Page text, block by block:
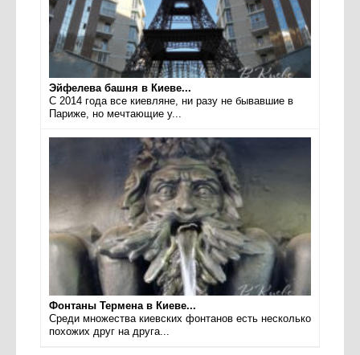
Эйфелева башня в Киеве...
С 2014 года все киевляне, ни разу не бывавшие в
Париже, но мечтающие у...
Фонтаны Термена в Киеве...
Среди множества киевских фонтанов есть несколько
похожих друг на друга...